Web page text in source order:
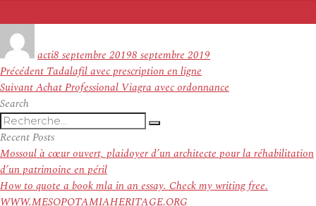
actile
8 septembre 20198 septembre 2019
Navigation
de
l’article
Précédent Article
précédent :
Tadalafil avec prescription en ligne
SuivantArticle
Achat Professional Viagra avec ordonnance
Search
Recherche
pour
:
Recherche
Recent Posts
Mossoul à cœur ouvert, plaidoyer d’un architecte pour la réhabilitation
d’un patrimoine en péril
How to quote a book mla in an essay. Check my writing free.
WWW.MESOPOTAMIAHERITAGE.ORG